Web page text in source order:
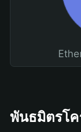
พันธมิตรโค